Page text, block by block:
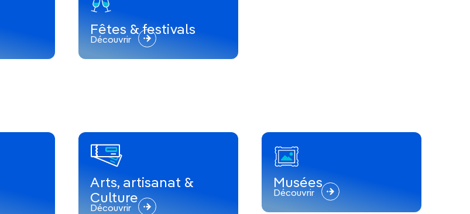
Fêtes & festivals
Découvrir
Arts, artisanat &
Culture
Découvrir
Musées
Découvrir